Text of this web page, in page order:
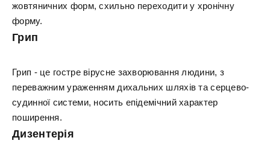
жовтяничних форм, схильно переходити у хронічну
форму.
Грип
Грип - це гостре вірусне захворювання людини, з
переважним ураженням дихальних шляхів та серцево-
судинної системи, носить епідемічний характер
поширення.
Дизентерія